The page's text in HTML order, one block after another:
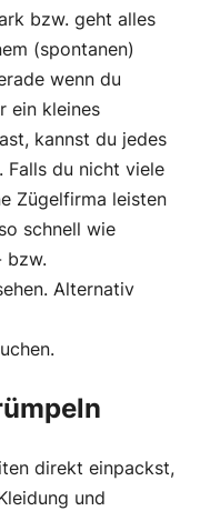
bzw. geht alles
(spontanen)
wenn du
ein kleines
kannst du jedes
Falls du nicht viele
Zügelfirma leisten
schnell wie
bzw.
Alternativ
direkt einpackst,
und